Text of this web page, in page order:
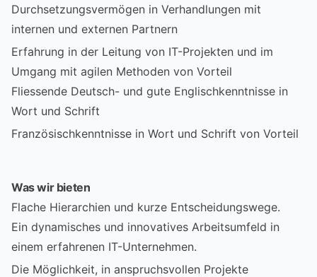
Durchsetzungsvermögen in Verhandlungen mit
internen und externen Partnern
Erfahrung in der Leitung von IT-Projekten und im
Umgang mit agilen Methoden von Vorteil
Fliessende Deutsch- und gute Englischkenntnisse in
Wort und Schrift
Französischkenntnisse in Wort und Schrift von Vorteil
Was wir bieten
Flache Hierarchien und kurze Entscheidungswege.
Ein dynamisches und innovatives Arbeitsumfeld in
einem erfahrenen IT-Unternehmen.
Die Möglichkeit, in anspruchsvollen Projekte